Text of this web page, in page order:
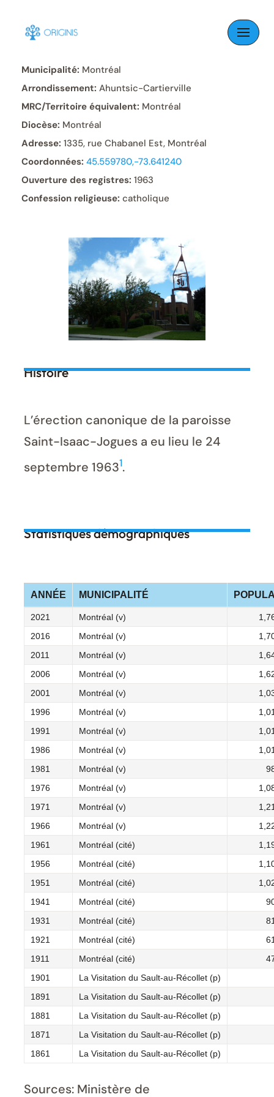
Skip
Municipalité: Montréal
Arrondissement: Ahuntsic-Cartierville
MRC/Territoire équivalent: Montréal
Diocèse: Montréal
Adresse: 1335, rue Chabanel Est, Montréal
Coordonnées: 45.559780,-73.641240
Ouverture des registres: 1963
Confession religieuse: catholique
Histoire
L’érection canonique de la paroisse
Saint-Isaac-Jogues a eu lieu le 24
septembre 19631.
Statistiques démographiques
ANNÉE MUNICIPALITÉ
2021 Montréal (v)
2016
Montréal (v)
2011
Montréal (v)
2006
Montréal (v)
2001
Montréal (v)
1996
Montréal (v)
1991
Montréal (v)
1986
Montréal (v)
1981
Montréal (v)
1976
Montréal (v)
1971
Montréal (v)
1966
Montréal (v)
1961
Montréal (cité)
1956
Montréal (cité)
1951
Montréal (cité)
1941
Montréal (cité)
1931
Montréal (cité)
1921
Montréal (cité)
1911
Montréal (cité)
1901
La Visitation du Sault-au-Récollet (p)
1891
La Visitation du Sault-au-Récollet (p)
1881
La Visitation du Sault-au-Récollet (p)
1871
La Visitation du Sault-au-Récollet (p)
1861
La Visitation du Sault-au-Récollet (p)
Sources: Ministère de